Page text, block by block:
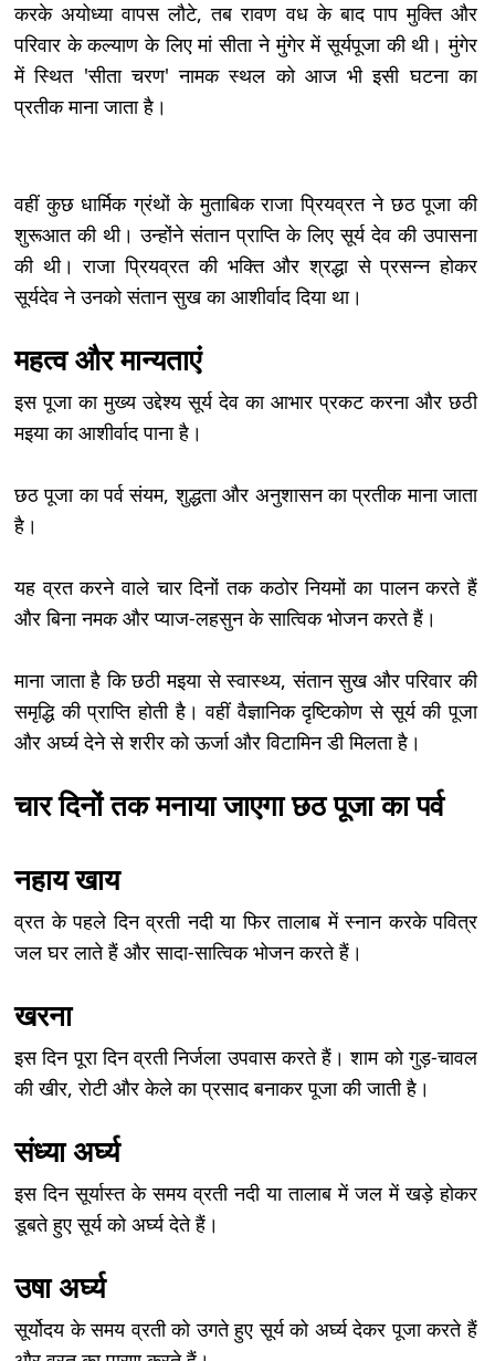
करके अयोध्या वापस लौटे, तब रावण वध के बाद पाप मुक्ति और
परिवार के कल्याण के लिए मां सीता ने मुंगेर में सूर्यपूजा की थी। मुंगेर
में स्थित 'सीता चरण' नामक स्थल को आज भी इसी घटना का
प्रतीक माना जाता है।
वहीं कुछ धार्मिक ग्रंथों के मुताबिक राजा प्रियव्रत ने छठ पूजा की
शुरूआत की थी। उन्होंने संतान प्राप्ति के लिए सूर्य देव की उपासना
की थी। राजा प्रियव्रत की भक्ति और श्रद्धा से प्रसन्न होकर
सूर्यदेव ने उनको संतान सुख का आशीर्वाद दिया था।
महत्व और मान्यताएं
इस पूजा का मुख्य उद्देश्य सूर्य देव का आभार प्रकट करना और छठी
मइया का आशीर्वाद पाना है।
छठ पूजा का पर्व संयम, शुद्धता और अनुशासन का प्रतीक माना जाता
है।
यह व्रत करने वाले चार दिनों तक कठोर नियमों का पालन करते हैं
और बिना नमक और प्याज-लहसुन के सात्विक भोजन करते हैं।
माना जाता है कि छठी मइया से स्वास्थ्य, संतान सुख और परिवार की
समृद्धि की प्राप्ति होती है। वहीं वैज्ञानिक दृष्टिकोण से सूर्य की पूजा
और अर्घ्य देने से शरीर को ऊर्जा और विटामिन डी मिलता है।
चार दिनों तक मनाया जाएगा छठ पूजा का पर्व
नहाय खाय
व्रत के पहले दिन व्रती नदी या फिर तालाब में स्नान करके पवित्र
जल घर लाते हैं और सादा-सात्विक भोजन करते हैं।
खरना
इस दिन पूरा दिन व्रती निर्जला उपवास करते हैं। शाम को गुड़-चावल
की खीर, रोटी और केले का प्रसाद बनाकर पूजा की जाती है।
संध्या अर्घ्य
इस दिन सूर्यास्त के समय व्रती नदी या तालाब में जल में खड़े होकर
डूबते हुए सूर्य को अर्घ्य देते हैं।
उषा अर्घ्य
सूर्योदय के समय व्रती को उगते हुए सूर्य को अर्घ्य देकर पूजा करते हैं